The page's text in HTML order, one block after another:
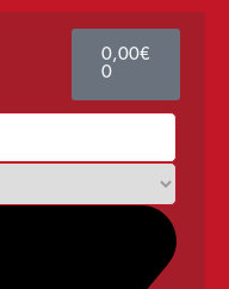
0,00€
0